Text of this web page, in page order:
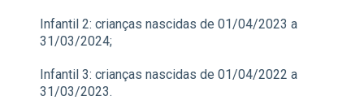
Infantil 2: crianças nascidas de 01/04/2023 a
31/03/2024;
Infantil 3: crianças nascidas de 01/04/2022 a
31/03/2023.